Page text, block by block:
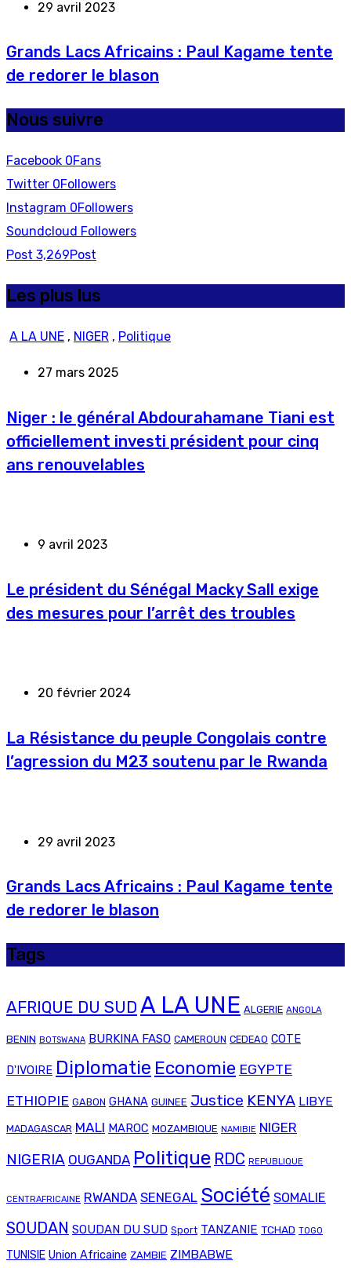
29 avril 2023
Grands Lacs Africains : Paul Kagame tente
de redorer le blason
Nous suivre
Facebook 0Fans
Twitter 0Followers
Instagram 0Followers
Soundcloud Followers
Post 3,269Post
Les plus lus
A LA UNE , NIGER , Politique
27 mars 2025
Niger : le général Abdourahamane Tiani est
officiellement investi président pour cinq
ans renouvelables
9 avril 2023
Le président du Sénégal Macky Sall exige
des mesures pour l’arrêt des troubles
20 février 2024
La Résistance du peuple Congolais contre
l’agression du M23 soutenu par le Rwanda
29 avril 2023
Grands Lacs Africains : Paul Kagame tente
de redorer le blason
Tags
AFRIQUE DU SUD A LA UNE ALGERIE ANGOLA
BENIN BOTSWANA BURKINA FASO CAMEROUN CEDEAO COTE
D'IVOIRE Diplomatie Economie EGYPTE
ETHIOPIE GABON GHANA GUINEE Justice KENYA LIBYE
MADAGASCAR MALI MAROC MOZAMBIQUE NAMIBIE NIGER
NIGERIA OUGANDA Politique RDC REPUBLIQUE
CENTRAFRICAINE RWANDA SENEGAL Société SOMALIE
SOUDAN SOUDAN DU SUD Sport TANZANIE TCHAD TOGO
TUNISIE Union Africaine ZAMBIE ZIMBABWE